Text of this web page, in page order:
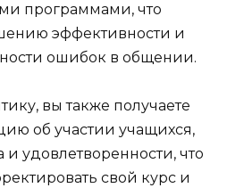
программами, что
эффективности и
ошибок в общении.
вы также получаете
об участии учащихся,
удовлетворенности, что
свой курс и